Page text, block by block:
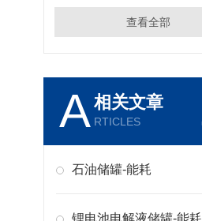
查看全部
A相关文章
RTICLES
石油储罐-能耗
锂电池电解液储罐-能耗